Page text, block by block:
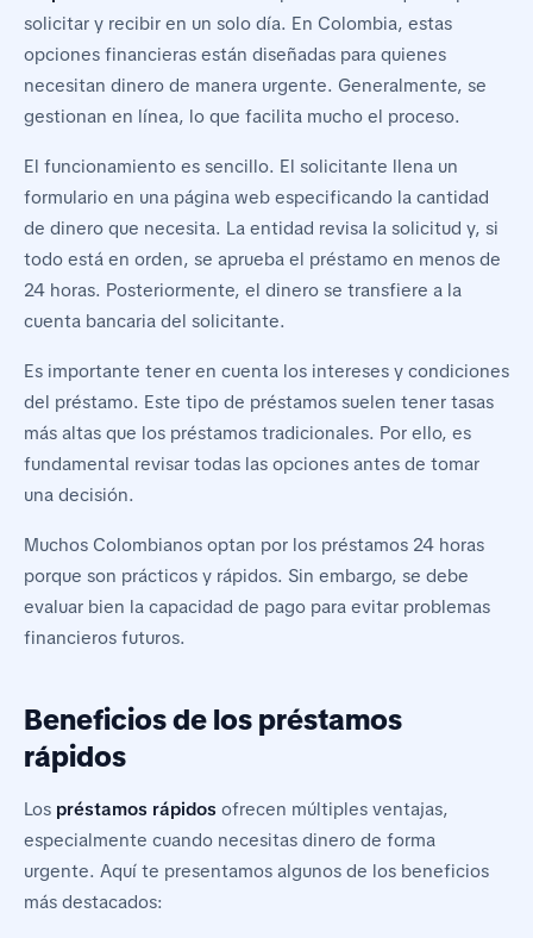
solicitar y recibir en un solo día. En Colombia, estas
opciones financieras están diseñadas para quienes
necesitan dinero de manera urgente. Generalmente, se
gestionan en línea, lo que facilita mucho el proceso.
El funcionamiento es sencillo. El solicitante llena un
formulario en una página web especificando la cantidad
de dinero que necesita. La entidad revisa la solicitud y, si
todo está en orden, se aprueba el préstamo en menos de
24 horas. Posteriormente, el dinero se transfiere a la
cuenta bancaria del solicitante.
Es importante tener en cuenta los intereses y condiciones
del préstamo. Este tipo de préstamos suelen tener tasas
más altas que los préstamos tradicionales. Por ello, es
fundamental revisar todas las opciones antes de tomar
una decisión.
Muchos Colombianos optan por los préstamos 24 horas
porque son prácticos y rápidos. Sin embargo, se debe
evaluar bien la capacidad de pago para evitar problemas
financieros futuros.
Beneficios de los préstamos
rápidos
Los préstamos rápidos ofrecen múltiples ventajas,
especialmente cuando necesitas dinero de forma
urgente. Aquí te presentamos algunos de los beneficios
más destacados: